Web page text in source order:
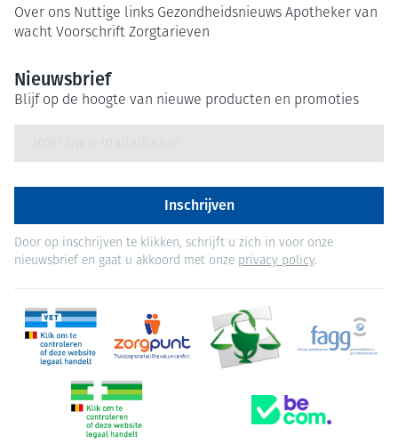
Over ons Nuttige links Gezondheidsnieuws Apotheker van
wacht Voorschrift Zorgtarieven
Nieuwsbrief
Blijf op de hoogte van nieuwe producten en promoties
Inschrijven
Door op inschrijven te klikken, schrijft u zich in voor onze
nieuwsbrief en gaat u akkoord met onze privacy policy.